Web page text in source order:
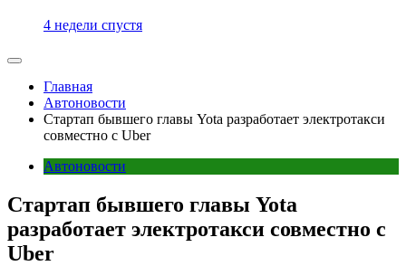
4 недели спустя
Главная
Автоновости
Стартап бывшего главы Yota разработает электротакси
совместно с Uber
Автоновости
Стартап бывшего главы Yota
разработает электротакси совместно с
Uber